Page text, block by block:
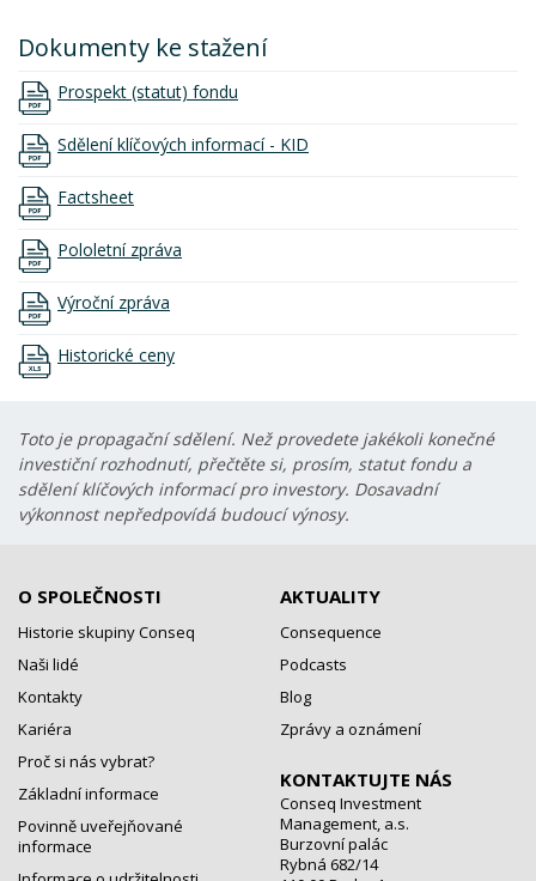
Dokumenty ke stažení
Prospekt (statut) fondu
Sdělení klíčových informací - KID
Factsheet
Pololetní zpráva
Výroční zpráva
Historické ceny
Toto je propagační sdělení. Než provedete jakékoli konečné
investiční rozhodnutí, přečtěte si, prosím, statut fondu a
sdělení klíčových informací pro investory. Dosavadní
výkonnost nepředpovídá budoucí výnosy.
O SPOLEČNOSTI
Historie skupiny Conseq
Naši lidé
Kontakty
Kariéra
Proč si nás vybrat?
Základní informace
Povinně uveřejňované
informace
AKTUALITY
Consequence
Podcasts
Blog
Zprávy a oznámení
KONTAKTUJTE NÁS
Conseq Investment
Management, a.s.
Burzovní palác
Rybná 682/14